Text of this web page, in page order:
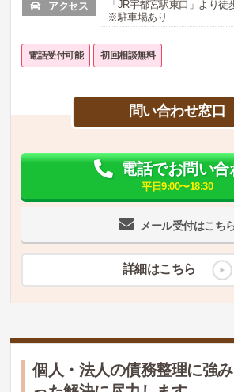
アクセス
「JR宇都宮駅東口」より徒
※駐車場あり
電話受付可能 初回相談無料
問い合わせ窓口
メール受付はこち
電話でお問い合
平日9:00〜18:30
詳細はこちら
個人・法人の債務整理に強